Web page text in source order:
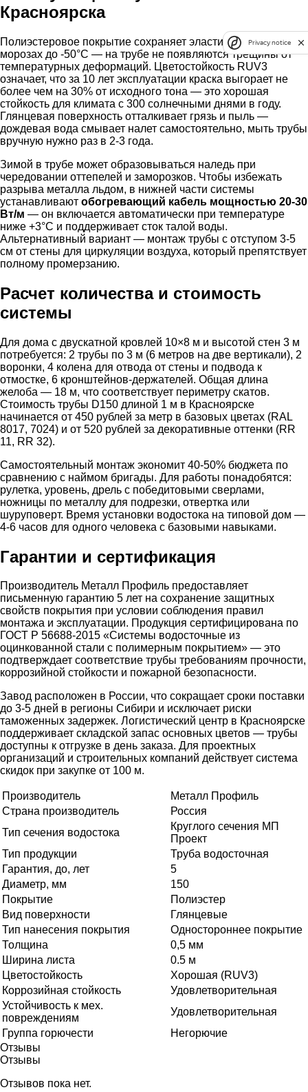
Красноярска
Полиэстеровое покрытие сохраняет эластичность при
морозах до -50°C — на трубе не появляются трещины от
температурных деформаций. Цветостойкость RUV3
означает, что за 10 лет эксплуатации краска выгорает не
более чем на 30% от исходного тона — это хорошая
стойкость для климата с 300 солнечными днями в году.
Глянцевая поверхность отталкивает грязь и пыль —
дождевая вода смывает налет самостоятельно, мыть трубы
вручную нужно раз в 2-3 года.
Зимой в трубе может образовываться наледь при
чередовании оттепелей и заморозков. Чтобы избежать
разрыва металла льдом, в нижней части системы
устанавливают обогревающий кабель мощностью 20-30
Вт/м — он включается автоматически при температуре
ниже +3°C и поддерживает сток талой воды.
Альтернативный вариант — монтаж трубы с отступом 3-5
см от стены для циркуляции воздуха, который препятствует
полному промерзанию.
Расчет количества и стоимость
системы
Для дома с двускатной кровлей 10×8 м и высотой стен 3 м
потребуется: 2 трубы по 3 м (6 метров на две вертикали), 2
воронки, 4 колена для отвода от стены и подвода к
отмостке, 6 кронштейнов-держателей. Общая длина
желоба — 18 м, что соответствует периметру скатов.
Стоимость трубы D150 длиной 1 м в Красноярске
начинается от 450 рублей за метр в базовых цветах (RAL
8017, 7024) и от 520 рублей за декоративные оттенки (RR
11, RR 32).
Самостоятельный монтаж экономит 40-50% бюджета по
сравнению с наймом бригады. Для работы понадобятся:
рулетка, уровень, дрель с победитовыми сверлами,
ножницы по металлу для подрезки, отвертка или
шуруповерт. Время установки водостока на типовой дом —
4-6 часов для одного человека с базовыми навыками.
Гарантии и сертификация
Производитель Металл Профиль предоставляет
письменную гарантию 5 лет на сохранение защитных
свойств покрытия при условии соблюдения правил
монтажа и эксплуатации. Продукция сертифицирована по
ГОСТ Р 56688-2015 «Системы водосточные из
оцинкованной стали с полимерным покрытием» — это
подтверждает соответствие трубы требованиям прочности,
коррозийной стойкости и пожарной безопасности.
Завод расположен в России, что сокращает сроки поставки
до 3-5 дней в регионы Сибири и исключает риски
таможенных задержек. Логистический центр в Красноярске
поддерживает складской запас основных цветов — трубы
доступны к отгрузке в день заказа. Для проектных
организаций и строительных компаний действует система
скидок при закупке от 100 м.
Производитель
Металл Профиль
Страна производитель
Россия
Тип сечения водостока
Круглого сечения МП
Проект
Тип продукции
Труба водосточная
Гарантия, до, лет
5
Диаметр, мм
150
Покрытие
Полиэстер
Вид поверхности
Глянцевые
Тип нанесения покрытия
Одностороннее покрытие
Толщина
0,5 мм
Ширина листа
0.5 м
Цветостойкость
Хорошая (RUV3)
Коррозийная стойкость
Удовлетворительная
Устойчивость к мех.
повреждениям
Удовлетворительная
Группа горючести
Негорючие
Отзывы
Отзывы
Отзывов пока нет.
Privacy notice